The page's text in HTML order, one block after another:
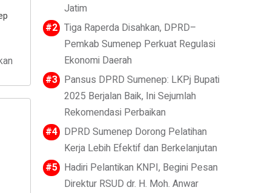
Jatim
Tiga Raperda Disahkan, DPRD–
Pemkab Sumenep Perkuat Regulasi
Ekonomi Daerah
Pansus DPRD Sumenep: LKPj Bupati
2025 Berjalan Baik, Ini Sejumlah
Rekomendasi Perbaikan
DPRD Sumenep Dorong Pelatihan
Kerja Lebih Efektif dan Berkelanjutan
Hadiri Pelantikan KNPI, Begini Pesan
Direktur RSUD dr. H. Moh. Anwar